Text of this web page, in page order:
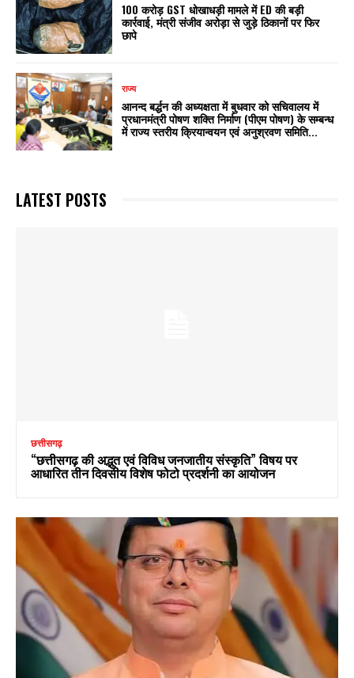
₹100 करोड़ GST धोखाधड़ी मामले में ED की बड़ी
कार्रवाई, मंत्री संजीव अरोड़ा से जुड़े ठिकानों पर फिर
छापे
राज्य
आनन्द बर्द्धन की अध्यक्षता में बुधवार को सचिवालय में
प्रधानमंत्री पोषण शक्ति निर्माण (पीएम पोषण) के सम्बन्ध
में राज्य स्तरीय क्रियान्वयन एवं अनुश्रवण समिति...
LATEST POSTS
छत्तीसगढ़
“छत्तीसगढ़ की अद्भुत एवं विविध जनजातीय संस्कृति” विषय पर
आधारित तीन दिवसीय विशेष फोटो प्रदर्शनी का आयोजन